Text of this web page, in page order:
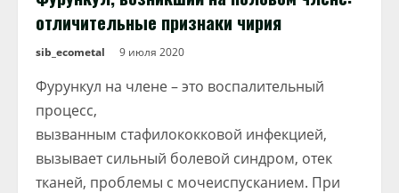
отличительные признаки чирия
sib_ecometal 9 июля 2020
Фурункул на члене – это воспалительный
процесс,
вызванным стафилококковой инфекцией,
вызывает сильный болевой синдром, отек
тканей, проблемы с мочеиспусканием. При